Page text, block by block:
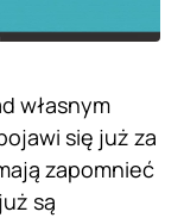
własnym
się już za
zapomnieć
są